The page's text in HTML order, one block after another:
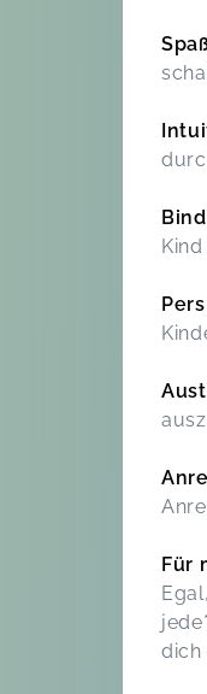
Für
dich